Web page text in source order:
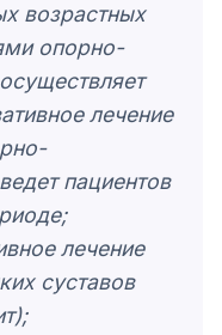
возрастных
опорно-
лечение
пациентов
лечение
суставов